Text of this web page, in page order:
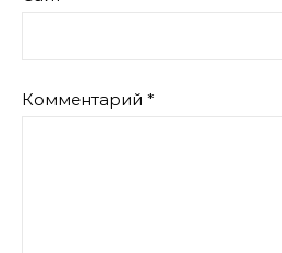
Комментарий *